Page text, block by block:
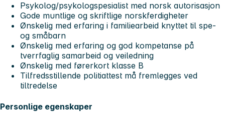
Psykolog/psykologspesialist med norsk autorisasjon
Gode muntlige og skriftlige norskferdigheter
Ønskelig med erfaring i familiearbeid knyttet til spe-
og småbarn
Ønskelig med erfaring og god kompetanse på
tverrfaglig samarbeid og veiledning
Ønskelig med førerkort klasse B
Tilfredsstillende politiattest må fremlegges ved
tiltredelse
Personlige egenskaper